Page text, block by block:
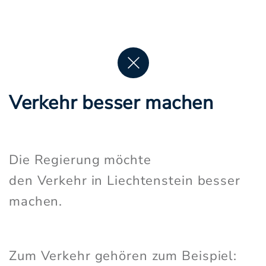
Verkehr besser machen
Die Regierung möchte
den Verkehr in Liechtenstein besser
machen.
Zum Verkehr gehören zum Beispiel: